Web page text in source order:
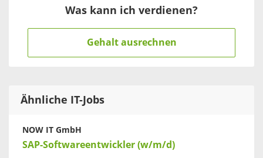
Was kann ich verdienen?
Gehalt ausrechnen
Ähnliche IT-Jobs
NOW IT GmbH
SAP-Softwareentwickler (w/m/d)